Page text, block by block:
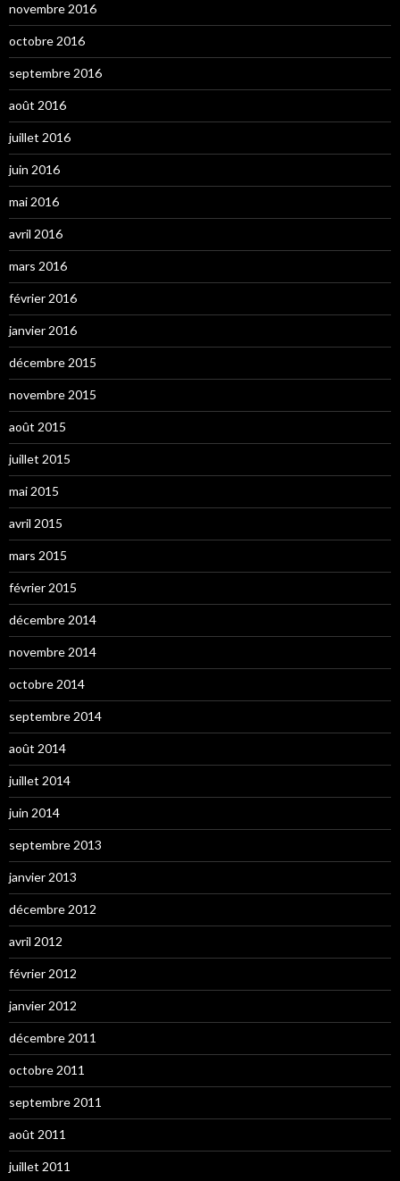
novembre 2016
octobre 2016
septembre 2016
août 2016
juillet 2016
juin 2016
mai 2016
avril 2016
mars 2016
février 2016
janvier 2016
décembre 2015
novembre 2015
août 2015
juillet 2015
mai 2015
avril 2015
mars 2015
février 2015
décembre 2014
novembre 2014
octobre 2014
septembre 2014
août 2014
juillet 2014
juin 2014
septembre 2013
janvier 2013
décembre 2012
avril 2012
février 2012
janvier 2012
décembre 2011
octobre 2011
septembre 2011
août 2011
juillet 2011